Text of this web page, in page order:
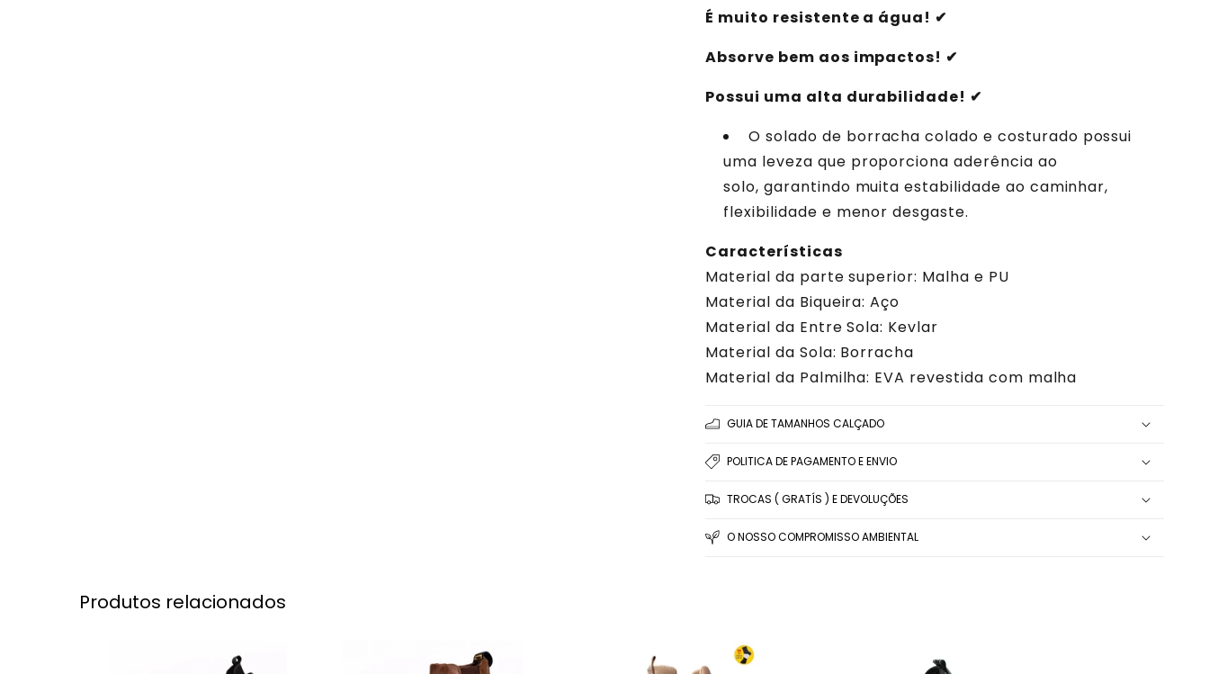
É muito resistente a água! ✔
Absorve bem aos impactos! ✔
Possui uma alta durabilidade! ✔
O solado de borracha colado e costurado possui
uma leveza que proporciona aderência ao
solo, garantindo muita estabilidade ao caminhar,
flexibilidade e menor desgaste.
Características
Material da parte superior: Malha e PU
Material da Biqueira: Aço
Material da Entre Sola: Kevlar
Material da Sola: Borracha
Material da Palmilha: EVA revestida com malha
GUIA DE TAMANHOS CALÇADO
POLITICA DE PAGAMENTO E ENVIO
TROCAS ( GRATÍS ) E DEVOLUÇÕES
O NOSSO COMPROMISSO AMBIENTAL
Produtos relacionados